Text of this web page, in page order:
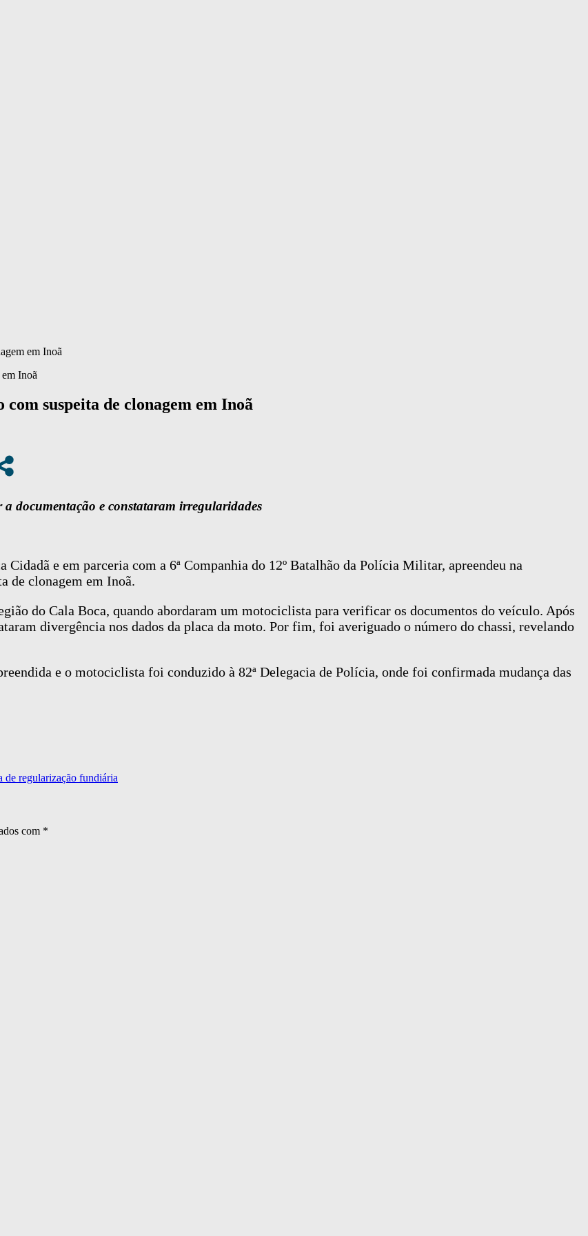
em Inoã
suspeita de clonagem em Inoã
documentação e constataram irregularidades
e em parceria com a 6ª Companhia do 12º Batalhão da Polícia Militar, apreendeu na
de clonagem em Inoã.
do Cala Boca, quando abordaram um motociclista para verificar os documentos do veículo. Após
divergência nos dados da placa da moto. Por fim, foi averiguado o número do chassi, revelando
e o motociclista foi conduzido à 82ª Delegacia de Polícia, onde foi confirmada mudança das
de regularização fundiária
com *